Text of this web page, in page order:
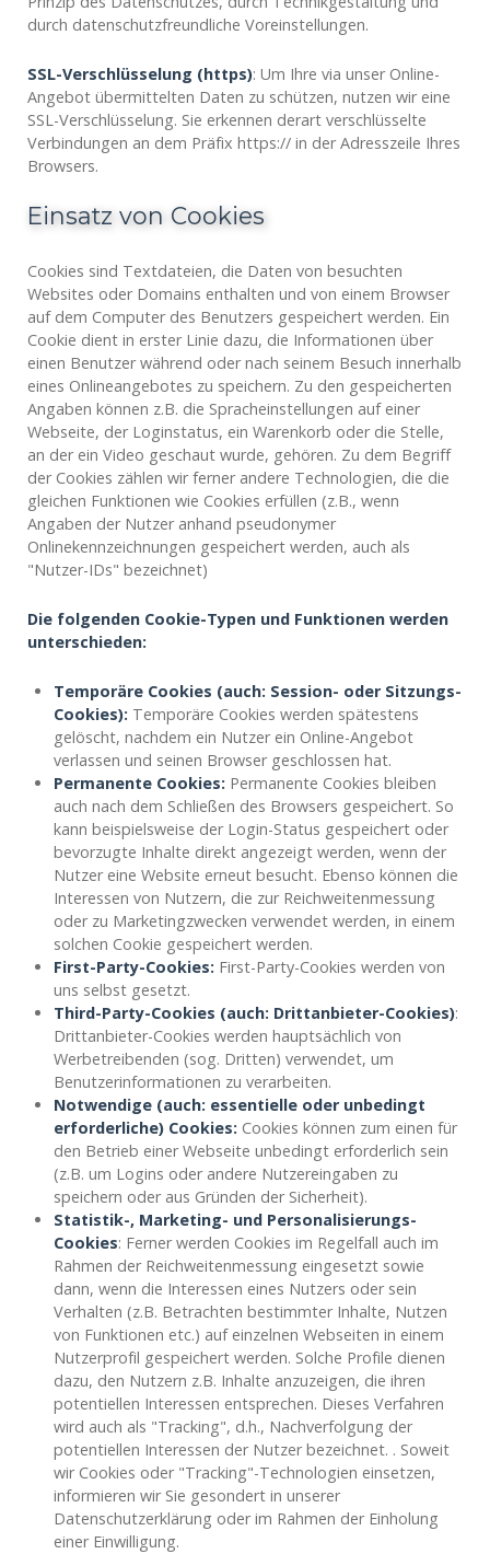
durch datenschutzfreundliche Voreinstellungen.
SSL-Verschlüsselung (https): Um Ihre via unser Online-
Angebot übermittelten Daten zu schützen, nutzen wir eine
SSL-Verschlüsselung. Sie erkennen derart verschlüsselte
Verbindungen an dem Präfix https:// in der Adresszeile Ihres
Browsers.
Einsatz von Cookies
Cookies sind Textdateien, die Daten von besuchten
Websites oder Domains enthalten und von einem Browser
auf dem Computer des Benutzers gespeichert werden. Ein
Cookie dient in erster Linie dazu, die Informationen über
einen Benutzer während oder nach seinem Besuch innerhalb
eines Onlineangebotes zu speichern. Zu den gespeicherten
Angaben können z.B. die Spracheinstellungen auf einer
Webseite, der Loginstatus, ein Warenkorb oder die Stelle,
an der ein Video geschaut wurde, gehören. Zu dem Begriff
der Cookies zählen wir ferner andere Technologien, die die
gleichen Funktionen wie Cookies erfüllen (z.B., wenn
Angaben der Nutzer anhand pseudonymer
Onlinekennzeichnungen gespeichert werden, auch als
"Nutzer-IDs" bezeichnet)
Die folgenden Cookie-Typen und Funktionen werden
unterschieden:
Temporäre Cookies (auch: Session- oder Sitzungs-
Cookies): Temporäre Cookies werden spätestens
gelöscht, nachdem ein Nutzer ein Online-Angebot
verlassen und seinen Browser geschlossen hat.
Permanente Cookies: Permanente Cookies bleiben
auch nach dem Schließen des Browsers gespeichert. So
kann beispielsweise der Login-Status gespeichert oder
bevorzugte Inhalte direkt angezeigt werden, wenn der
Nutzer eine Website erneut besucht. Ebenso können die
Interessen von Nutzern, die zur Reichweitenmessung
oder zu Marketingzwecken verwendet werden, in einem
solchen Cookie gespeichert werden.
First-Party-Cookies: First-Party-Cookies werden von
uns selbst gesetzt.
Third-Party-Cookies (auch: Drittanbieter-Cookies):
Drittanbieter-Cookies werden hauptsächlich von
Werbetreibenden (sog. Dritten) verwendet, um
Benutzerinformationen zu verarbeiten.
Notwendige (auch: essentielle oder unbedingt
erforderliche) Cookies: Cookies können zum einen für
den Betrieb einer Webseite unbedingt erforderlich sein
(z.B. um Logins oder andere Nutzereingaben zu
speichern oder aus Gründen der Sicherheit).
Statistik-, Marketing- und Personalisierungs-
Cookies: Ferner werden Cookies im Regelfall auch im
Rahmen der Reichweitenmessung eingesetzt sowie
dann, wenn die Interessen eines Nutzers oder sein
Verhalten (z.B. Betrachten bestimmter Inhalte, Nutzen
von Funktionen etc.) auf einzelnen Webseiten in einem
Nutzerprofil gespeichert werden. Solche Profile dienen
dazu, den Nutzern z.B. Inhalte anzuzeigen, die ihren
potentiellen Interessen entsprechen. Dieses Verfahren
wird auch als "Tracking", d.h., Nachverfolgung der
potentiellen Interessen der Nutzer bezeichnet. . Soweit
wir Cookies oder "Tracking"-Technologien einsetzen,
informieren wir Sie gesondert in unserer
Datenschutzerklärung oder im Rahmen der Einholung
einer Einwilligung.